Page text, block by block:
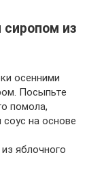
сиропом из
осенними
Посыпьте
помола,
соус на основе
яблочного